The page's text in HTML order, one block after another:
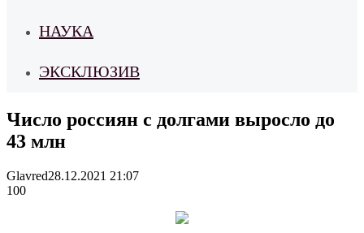
НАУКА
ЭКСКЛЮЗИВ
Число россиян с долгами выросло до
43 млн
Glavred28.12.2021 21:07
100